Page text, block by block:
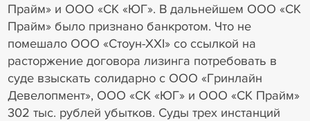
Прайм» и ООО «СК «ЮГ». В дальнейшем ООО «СК
Прайм» было признано банкротом. Что не
помешало ООО «Стоун-XXI» со ссылкой на
расторжение договора лизинга потребовать в
суде взыскать солидарно с ООО «Гринлайн
Девелопмент», ООО «СК «ЮГ» и ООО «СК Прайм»
302 тыс. рублей убытков. Суды трех инстанций